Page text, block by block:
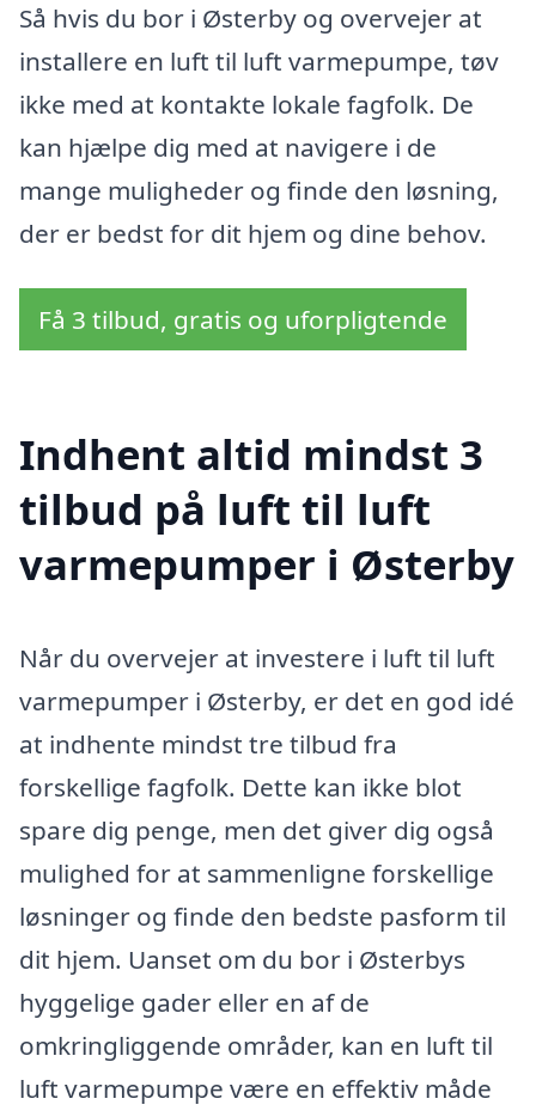
Så hvis du bor i Østerby og overvejer at
installere en luft til luft varmepumpe, tøv
ikke med at kontakte lokale fagfolk. De
kan hjælpe dig med at navigere i de
mange muligheder og finde den løsning,
der er bedst for dit hjem og dine behov.
Få 3 tilbud, gratis og uforpligtende
Indhent altid mindst 3
tilbud på luft til luft
varmepumper i Østerby
Når du overvejer at investere i luft til luft
varmepumper i Østerby, er det en god idé
at indhente mindst tre tilbud fra
forskellige fagfolk. Dette kan ikke blot
spare dig penge, men det giver dig også
mulighed for at sammenligne forskellige
løsninger og finde den bedste pasform til
dit hjem. Uanset om du bor i Østerbys
hyggelige gader eller en af de
omkringliggende områder, kan en luft til
luft varmepumpe være en effektiv måde